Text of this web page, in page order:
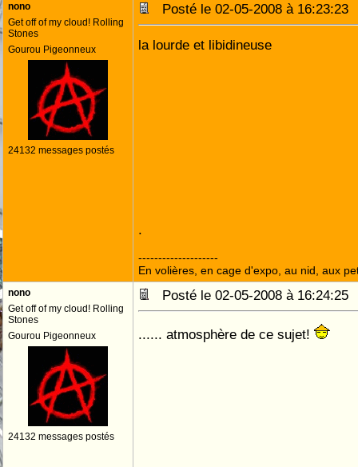
nono
Get off of my cloud! Rolling
Stones
Gourou Pigeonneux
24132 messages postés
Posté le 02-05-2008 à
la lourde et libidineuse
.
--------------------
En volières, en cage d'expo, au nid, aux
nono
Get off of my cloud! Rolling
Stones
Gourou Pigeonneux
24132 messages postés
Posté le 02-05-2008 à
...... atmosphère de ce sujet!